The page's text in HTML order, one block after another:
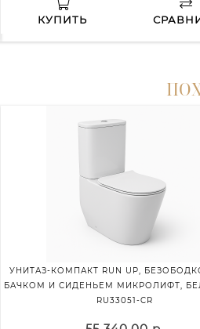
КУПИТЬ
УНИТАЗ-КОМПАКТ RUN UP,
БАЧКОМ И СИДЕНЬЕМ МИКРОЛИФТ,
RU33051-CR